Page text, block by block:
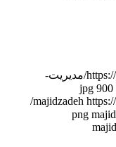
https://parsrest.ir/wp-content/uploads/2016/05/مدیریت-
majidzadeh
https://parsrest.ir/wp-content/uploads/2026/07/